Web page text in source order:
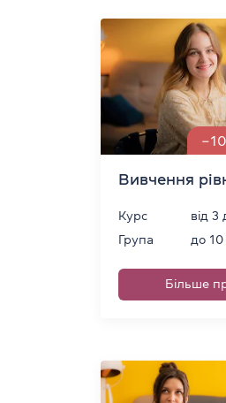
Вивчення
Курс
від 3
Група
до 10
Більше